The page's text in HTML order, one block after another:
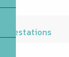
Prestations